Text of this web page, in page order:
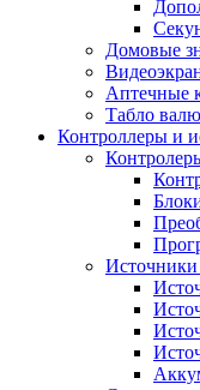
Домовые
Аптечные
Табло
Контроллеры и